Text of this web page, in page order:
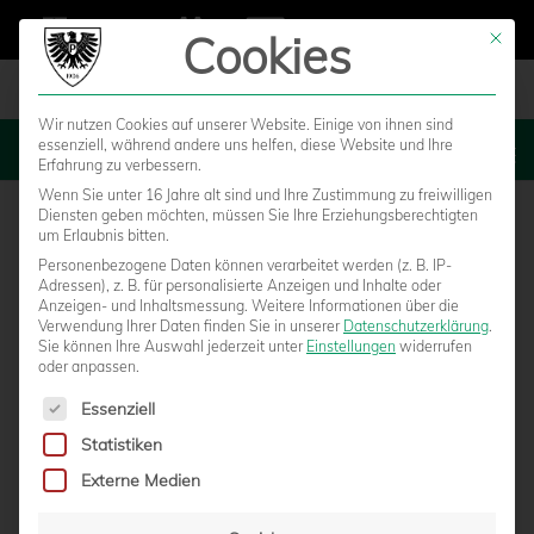
MENU
EINDRÜCKE VOM (AFTER-)MATCHDAY IN
Mit
Cookies
Wir nutzen Cookies auf unserer Website. Einige von ihnen sind
essenziell, während andere uns helfen, diese Website und Ihre
Erfahrung zu verbessern.
Wenn Sie unter 16 Jahre alt sind und Ihre Zustimmung zu freiwilligen
Diensten geben möchten, müssen Sie Ihre Erziehungsberechtigten
um Erlaubnis bitten.
Personenbezogene Daten können verarbeitet werden (z. B. IP-
Adressen), z. B. für personalisierte Anzeigen und Inhalte oder
Anzeigen- und Inhaltsmessung. Weitere Informationen über die
Verwendung Ihrer Daten finden Sie in unserer Datenschutzerklärung.
Sie können Ihre Auswahl jederzeit unter Einstellungen widerrufen
oder anpassen.
Es folgt eine Liste der Service-Gruppen, für die eine
Essenziell
Statistiken
Externe Medien